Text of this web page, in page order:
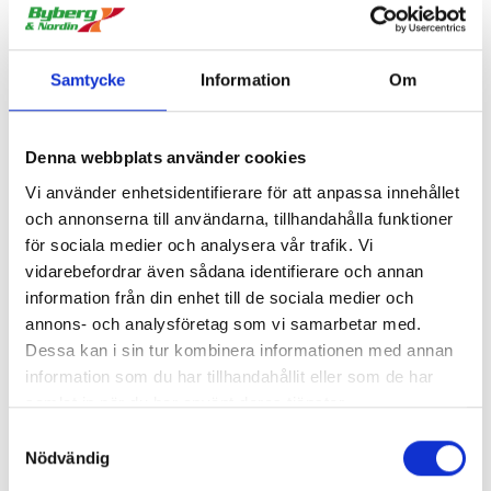
Samtycke Information Om
Denna webbplats använder cookies
Vi använder enhetsidentifierare för att anpassa innehållet
och annonserna till användarna, tillhandahålla funktioner
för sociala medier och analysera vår trafik. Vi
vidarebefordrar även sådana identifierare och annan
information från din enhet till de sociala medier och
annons- och analysföretag som vi samarbetar med.
Dessa kan i sin tur kombinera informationen med annan
information som du har tillhandahållit eller som de har
samlat in när du har använt deras tjänster.
Nödvändig
av våra samarbetspartners för systemtjänster och
administrativa tjänster med vilka vi har avtal om skydd
Dina personuppgifter kan även komma att behandlas
hotell och lokala samarbetspartners på resmålet.
Endast nödvändig information lämnas vid varje sådant
tillfälle.
Behandling av personuppgifter i länder utanför EU
och EES
Beroende på var ditt resmål är beläget och vilka
personuppgifter komma att behandlas utanför EU och
EES. Även om slutmålet för en resa är inom EU / EES